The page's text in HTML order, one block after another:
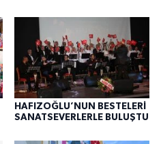
HAFIZOĞLU’NUN BESTELERİ
SANATSEVERLERLE BULUŞTU